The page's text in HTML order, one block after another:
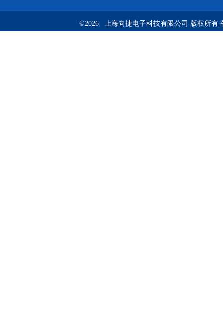
©2026 上海向捷电子科技有限公司 版权所有